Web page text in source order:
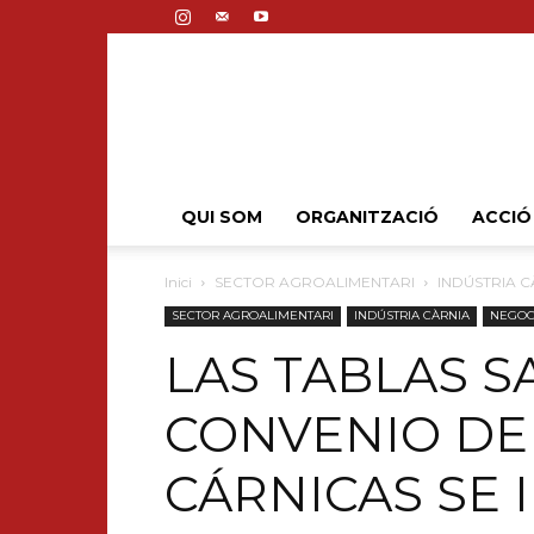
QUI SOM ORGANITZACIÓ
Inici SECTOR AGROALIMENTARI INDÚSTRIA
SECTOR AGROALIMENTARI INDÚSTRIA CÀRNIA
LAS TABLAS
CONVENIO
CÁRNICAS SE